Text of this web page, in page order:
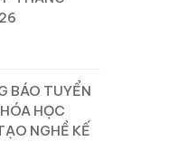
BÁO TUYỂN
HỌC
NGHỀ KẾ